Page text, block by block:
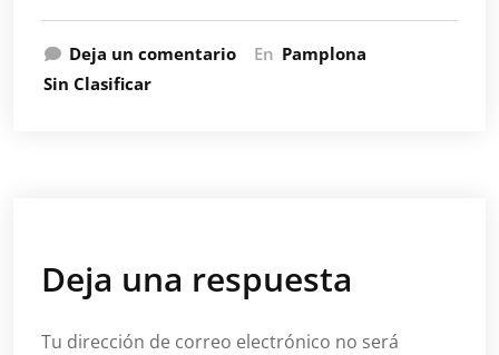
Deja un comentario En Pamplona
Sin Clasificar
Deja una respuesta
Tu dirección de correo electrónico no será